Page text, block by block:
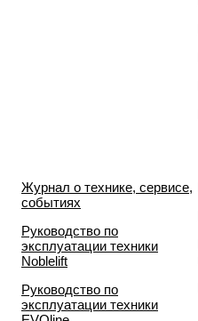
Журнал о технике, сервисе,
событиях
Руководство по
эксплуатации техники
Noblelift
Руководство по
эксплуатации техники